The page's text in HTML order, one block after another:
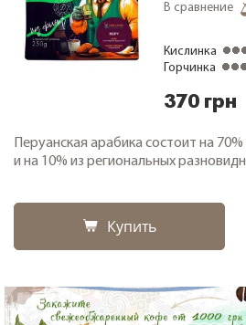
В сравнение
Кислинка
Горчинка
370 грн
Перуанская арабика состоит на
и на 10% из региональных
Купить